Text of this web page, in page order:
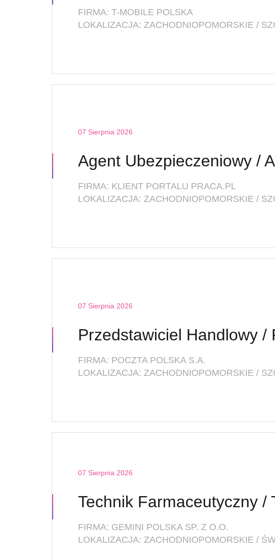
FIRMA: T-MOBILE POLSKA
LOKALIZACJA: ZACHODNIOPOMORSKIE /
07 Sierpnia 2026
FIRMA: KLIENT PORTALU PRACA.PL
LOKALIZACJA: ZACHODNIOPOMORSKIE /
07 Sierpnia 2026
FIRMA: POCZTA POLSKA S.A.
LOKALIZACJA: ZACHODNIOPOMORSKIE /
07 Sierpnia 2026
FIRMA: GEMINI POLSKA SP. Z O.O.